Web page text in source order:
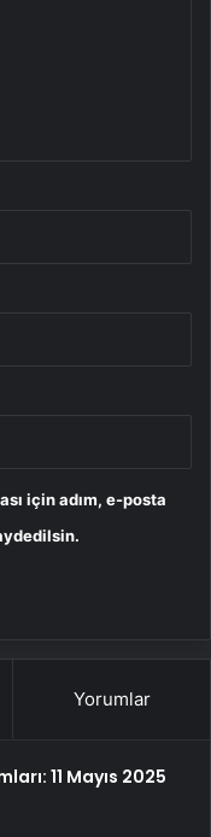
için adım, e-posta
Yorumlar
11 Mayıs 2025